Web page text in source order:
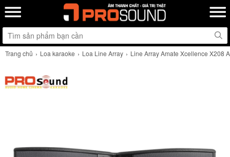
Trang chủ Loa karaoke Loa Line Array Line Array Amate Xcellence X208